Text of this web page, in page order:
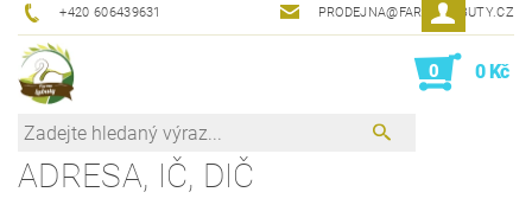
+420 606439631 PRODEJNA@FARMALABUTY.CZ
0 0 Kč
ADRESA, IČ, DIČ